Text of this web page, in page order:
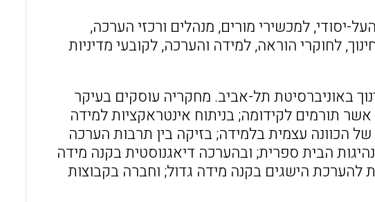
יסודי, למכשירי מורים, מנהלים ורכזי הערכה,
לחוקרי הוראה, למידה והערכה, לקובעי מדיניות
באוניברסיטת תל-אביב. מחקריה עוסקים בעיקר
תורמים לקידומה; בניתוח אינטראקציות למידה
הכוונה עצמית בלמידה; בזיקה בין תרבות הערכה
הבית ספרית; ובהערכה דיאגנוסטית בקנה מידה
להערכת הישגים בקנה מידה גדול; וחברה בקבוצות